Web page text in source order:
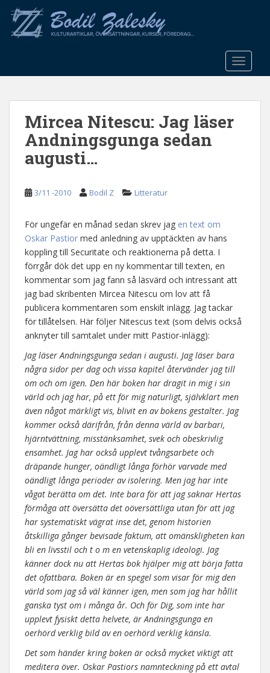
o
Mircea Nitescu: Jag läser
Andningsgunga sedan
augusti…
3/11 -2010 Bodil Z Litteratur
För ungefär en månad sedan skrev jag en text om
Oskar Pastior med anledning av upptäckten av hans
koppling till Securitate och reaktionerna på detta. I
förrgår dök det upp en ny kommentar till texten, en
kommentar som jag fann så läsvärd och intressant att
jag bad skribenten Mircea Nitescu om lov att få
publicera kommentaren som enskilt inlägg. Jag tackar
för tillåtelsen. Här följer Nitescus text (som delvis också
anknyter till samtalet under mitt Pastior-inlägg):
Jag läser Andningsgunga sedan i augusti. Jag läser bara
några sidor per dag och vissa kapitel återvänder jag till
om och om igen. Den här boken har dragit in mig i sin
värld och jag har, på ett för mig naturligt, självklart men
även något märkligt vis, blivit en av bokens gestalter. Jag
kommer också därifrån, från denna värld av barbari,
hjärntvättning, misstänksamhet, svek och obeskrivlig
ensamhet. Jag har också upplevt tvångsarbete och
dräpande hunger, oändligt långa förhör varvade med
oändligt långa perioder av isolering. Men jag har inte
vågat berätta om det. Inte bara för att jag saknar Hertas
förmåga att översätta det oöversättliga utan för att jag
har systematiskt vägrat inse det, genom historien
åtskilliga gånger bevisade faktum, att omänskligheten kan
bli en livsstil och t o m en vetenskaplig ideologi. Jag
känner dock nu att Hertas bok hjälper mig att börja fatta
det ofattbara. Boken är en spegel som visar för mig den
värld som jag så väl känner igen, men som jag har hållit
ganska tyst om i många år. Och för Dig, som inte har
upplevt fysiskt detta helvete, är Andningsgunga en
oerhörd verklig bild av en oerhörd verklig känsla.
Det som händer kring boken är också mycket viktigt att
meditera över. Oskar Pastiors namnteckning på ett avtal